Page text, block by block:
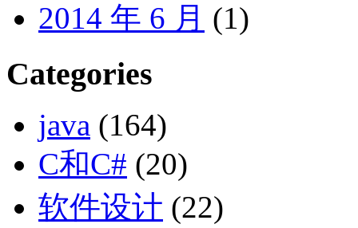
2014 年 6 月 (1)
Categories
java (164)
C和C# (20)
软件设计 (22)